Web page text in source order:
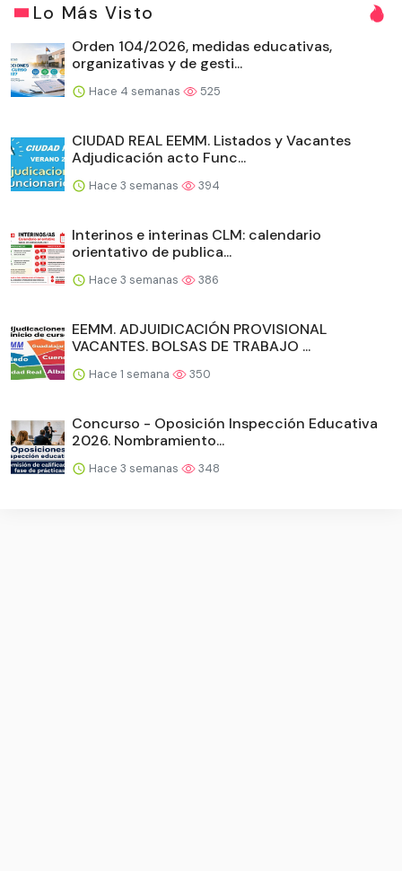
Lo Más Visto
Orden 104/2026, medidas educativas,
organizativas y de gesti...
Hace 4 semanas 525
CIUDAD REAL EEMM. Listados y Vacantes
Adjudicación acto Func...
Hace 3 semanas 394
Interinos e interinas CLM: calendario
orientativo de publica...
Hace 3 semanas 386
EEMM. ADJUIDICACIÓN PROVISIONAL
VACANTES. BOLSAS DE TRABAJO ...
Hace 1 semana 350
Concurso - Oposición Inspección Educativa
2026. Nombramiento...
Hace 3 semanas 348